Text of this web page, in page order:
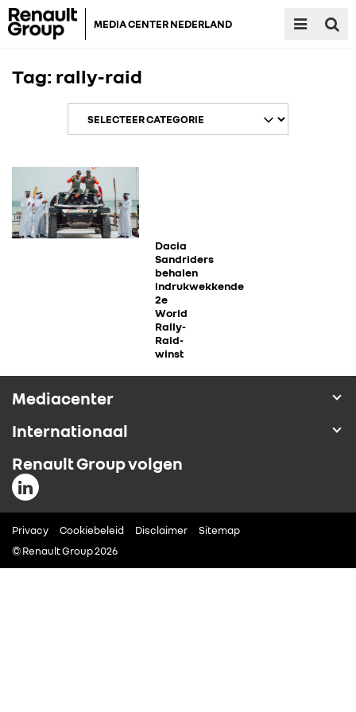
MEDIA CENTER NEDERLAND
RENAULT GROUP
RENAULT
ALLIANCE
FOTO’S & VIDEO’S
IN DE MEDIA
CONTACT
Tag: rally-raid
Dacia
Sandriders
behalen
indrukwekkende
2e
World
Rally-
Raid-
winst
Mediacenter
Internationaal
Renault Group volgen
Privacy Cookiebeleid Disclaimer
Sitemap
© Renault Group 2026